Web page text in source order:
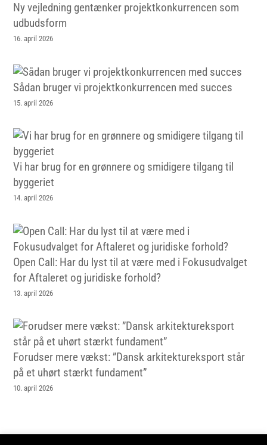
Ny vejledning gentænker projektkonkurrencen som
udbudsform
16. april 2026
Sådan bruger vi projektkonkurrencen med succes
15. april 2026
Vi har brug for en grønnere og smidigere tilgang til
byggeriet
14. april 2026
Open Call: Har du lyst til at være med i Fokusudvalget
for Aftaleret og juridiske forhold?
13. april 2026
Forudser mere vækst: ”Dansk arkitektureksport står
på et uhørt stærkt fundament”
10. april 2026